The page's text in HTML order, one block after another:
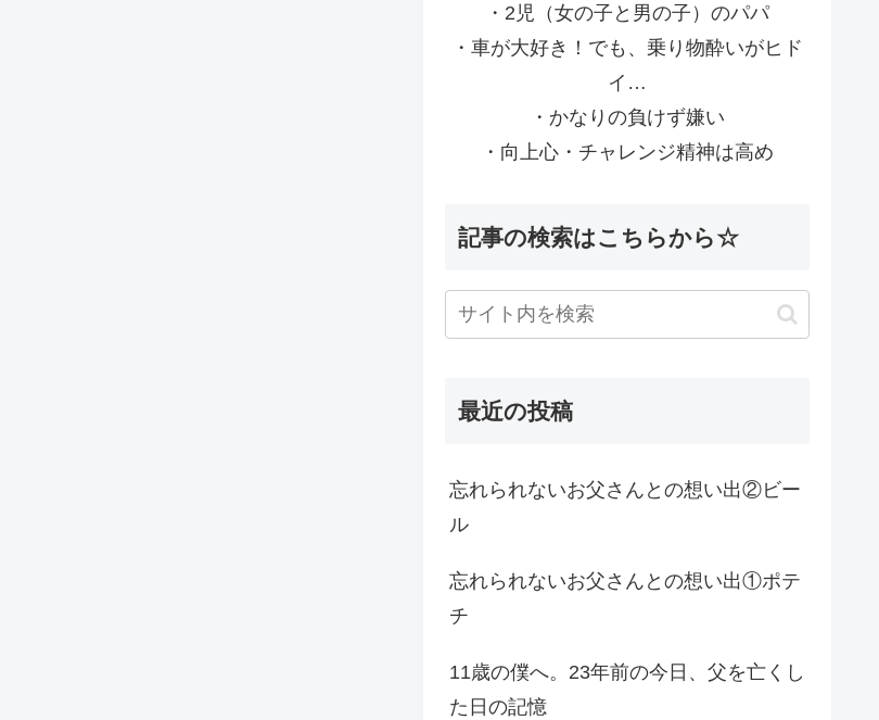
・2児（女の子と男の子）のパパ
・車が大好き！でも、乗り物酔いがヒド
イ…
・かなりの負けず嫌い
・向上心・チャレンジ精神は高め
記事の検索はこちらから☆
最近の投稿
忘れられないお父さんとの想い出②ビー
ル
忘れられないお父さんとの想い出①ポテ
チ
11歳の僕へ。23年前の今日、父を亡くし
た日の記憶